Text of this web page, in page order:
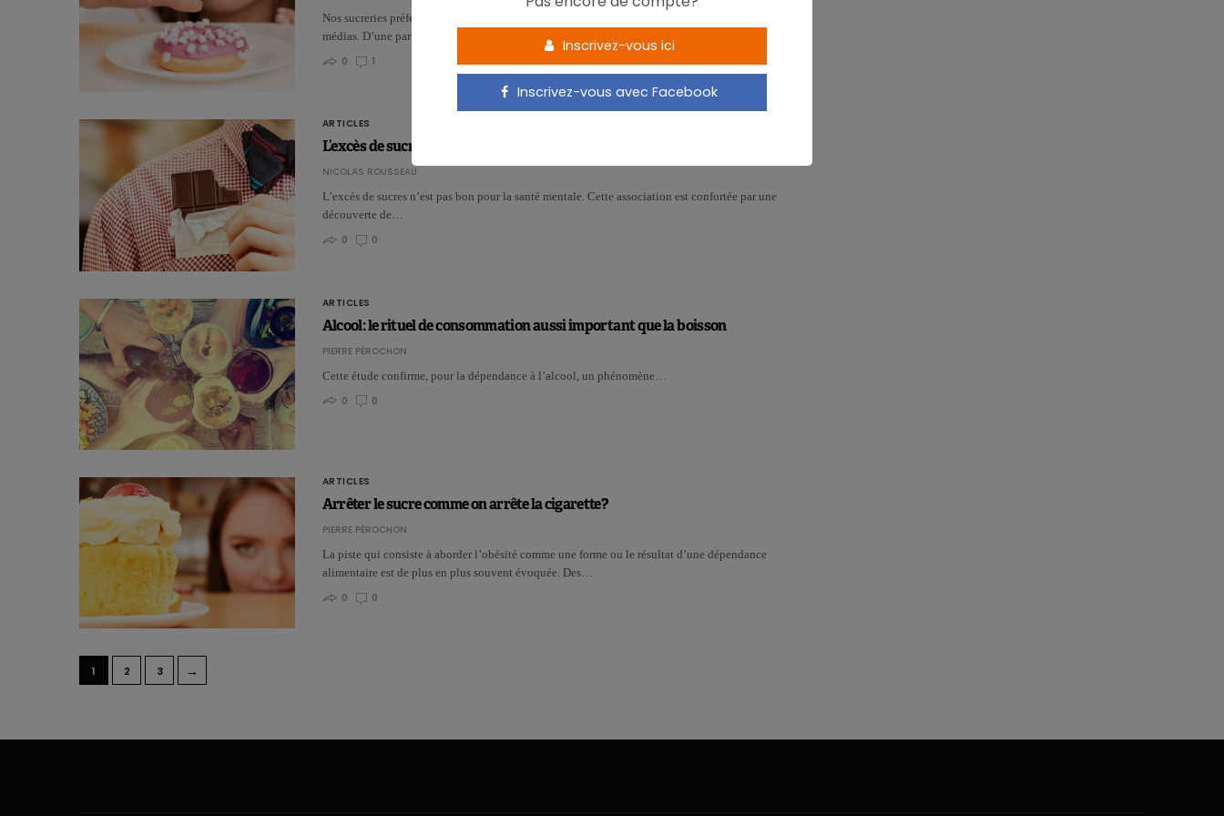
Nos sucreries préférées nous rendent-elles accros? C’est un débat houleux qui remue les
médias. D’une part, on clame que l’addiction au sucre…
0
1
ARTICLES
L’excès de sucres donnerait le blues aux hommes
NICOLAS ROUSSEAU
L’excès de sucres n’est pas bon pour la santé mentale. Cette association est confortée par une
découverte de…
0
0
ARTICLES
Alcool: le rituel de consommation aussi important que la boisson
PIERRE PÉROCHON
Cette étude confirme, pour la dépendance à l’alcool, un phénomène…
0
0
ARTICLES
Arrêter le sucre comme on arrête la cigarette?
PIERRE PÉROCHON
La piste qui consiste à aborder l’obésité comme une forme ou le résultat d’une dépendance
alimentaire est de plus en plus souvent évoquée. Des…
0
0
1 2 3 →
Inscrivez-vous ici
Inscrivez-vous avec Facebook